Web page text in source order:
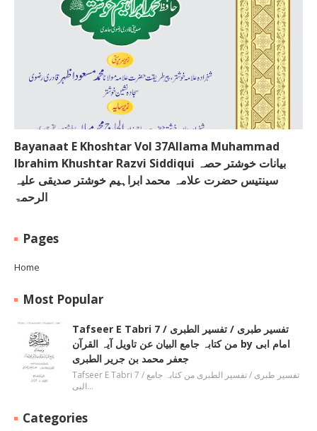
Bayanaat E Khoshtar Vol 37Allama Muhammad
Ibrahim Khushtar Razvi Siddiqui بیانات خوشتر حصہ
سینتیس حضرت علامہ محمد ابراہیم خوشتر صدیقی علیہ
الرحمۃ
Pages
Home
Most Popular
Tafseer E Tabri 7 / تفسیر طبری / تفسیر الطبری
من کتابہ جامع البیان عن تاویل آیہ القرآن by امام ابی
جعفر محمد بن جریر الطبری
Tafseer E Tabri 7 / تفسیر طبری / تفسیر الطبری من کتابہ جامع
البی…
Categories